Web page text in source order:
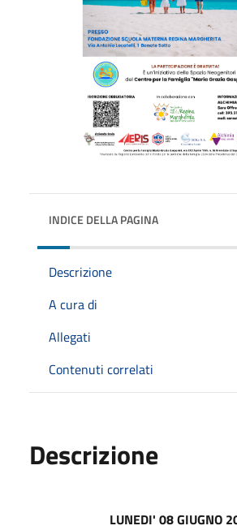
INDICE DELLA PAGINA
Descrizione
A cura di
Allegati
Contenuti correlati
Descrizione
LUNEDI' 08 GIUGNO